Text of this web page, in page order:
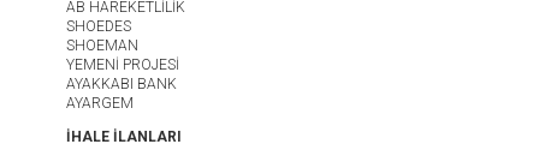
AB HAREKETLİLİK
SHOEDES
SHOEMAN
YEMENİ PROJESİ
AYAKKABI BANK
AYARGEM
İHALE İLANLARI